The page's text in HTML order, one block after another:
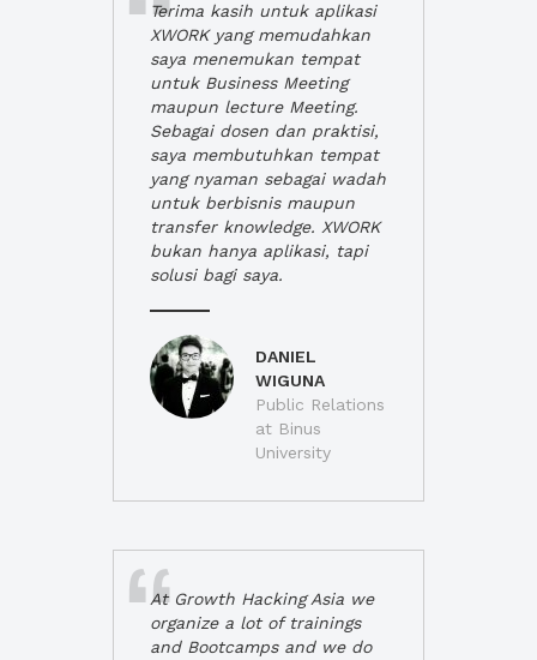
Terima kasih untuk aplikasi
XWORK yang memudahkan
saya menemukan tempat
untuk Business Meeting
maupun lecture Meeting.
Sebagai dosen dan praktisi,
saya membutuhkan tempat
yang nyaman sebagai wadah
untuk berbisnis maupun
transfer knowledge. XWORK
bukan hanya aplikasi, tapi
solusi bagi saya.
DANIEL
WIGUNA
Public Relations
at Binus
University
At Growth Hacking Asia we
organize a lot of trainings
and Bootcamps and we do